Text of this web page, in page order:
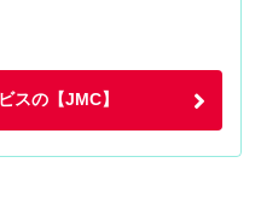
スの【JMC】